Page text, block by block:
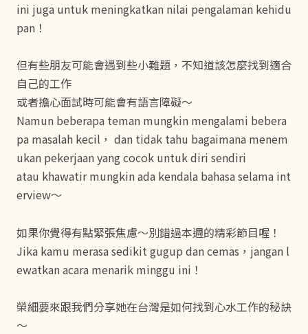
ini juga untuk meningkatkan nilai pengalaman kehidu
pan！
但有些朋友可能會遇到些小難題，不知道該怎麼找到適合
自己的工作
或者擔心面試時可能會有語言障礙～
Namun beberapa teman mungkin mengalami bebera
pa masalah kecil， dan tidak tahu bagaimana menem
ukan pekerjaan yang cocok untuk diri sendiri
atau khawatir mungkin ada kendala bahasa selama int
erview～
如果你覺得有點緊張焦慮～別錯過本週的精彩節目喔！
Jika kamu merasa sedikit gugup dan cemas，jangan l
ewatkan acara menarik minggu ini！
榮細要來跟我們分享她在台灣是如何找到心水工作的秘訣
～